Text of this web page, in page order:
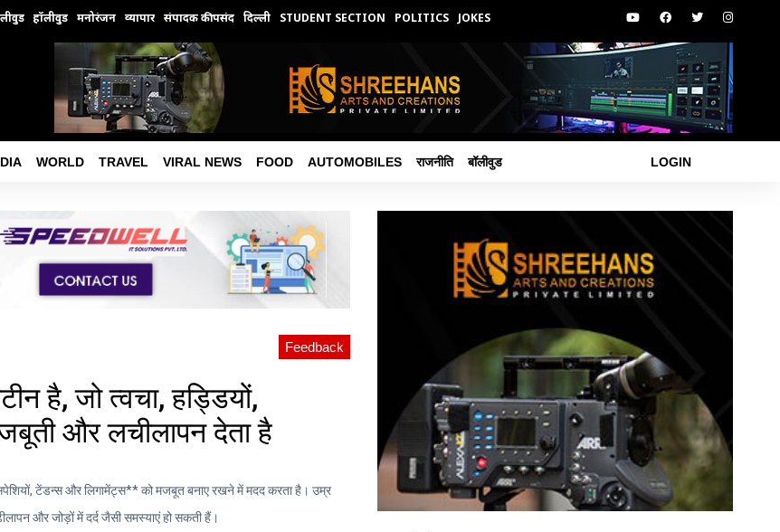
हॉलीवुड मनोरंजन व्यापार संपादक की पसंद दिल्ली STUDENT SECTION POLITICS JOKES
WORLD TRAVEL VIRAL NEWS FOOD AUTOMOBILES राजनीति बॉलीवुड LOGIN
Feedback
है, जो त्वचा, हड्डियों,
और लचीलापन देता है
टेंडन्स और लिगामेंट्स** को मजबूत बनाए रखने में मदद करता है। उम्र
और जोड़ों में दर्द जैसी समस्याएं हो सकती हैं।